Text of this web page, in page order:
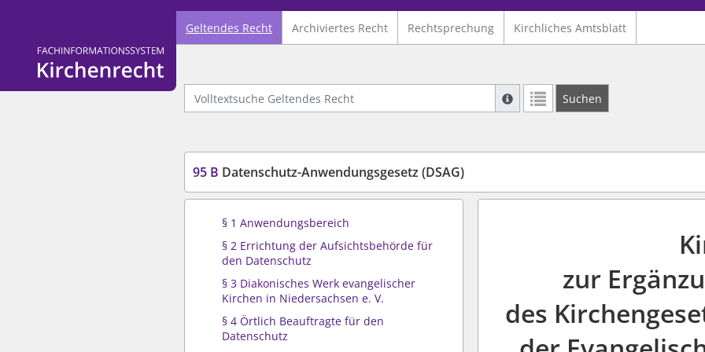
Logo Fachinformationssystem Kirchenrecht
Geltendes Recht Archiviertes Recht Rechtsprechung Kirchliches Amtsblatt
Volltextsuche Geltendes Recht
Suche mit Platzhalter "*", Bsp.
Suchen
95 B Datenschutz-Anwendungsgesetz (DSAG)
§ 1 Anwendungsbereich
§ 2 Errichtung der Aufsichtsbehörde für
den Datenschutz
§ 3 Diakonisches Werk evangelischer
Kirchen in Niedersachsen e. V.
§ 4 Örtlich Beauftragte für den
Datenschutz
zur
des